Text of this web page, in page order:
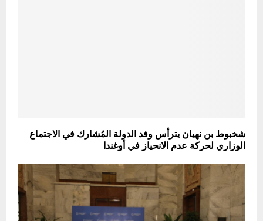
شخبوط بن نهيان يترأس وفد الدولة المُشارك في الاجتماع
الوزاري لحركة عدم الانحياز في أوغندا